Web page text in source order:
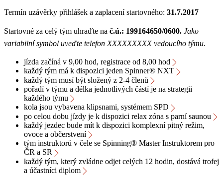
Termín uzávěrky přihlášek a zaplacení startovného: 31.7.2017
Startovné za celý tým uhraďte na č.ú.: 199164650/0600. Jako
variabilní symbol uveďte telefon XXXXXXXXX vedoucího týmu.
jízda začíná v 9,00 hod, registrace od 8,00 hod​
každý tým má k dispozici jeden Spinner® NXT​
každý tým musí být složený z 2-4 členů
pořadí v týmu a délka jednotlivých částí je na strategii
každého týmu
kola jsou vybavena klipsnami, systémem SPD
po celou dobu jízdy je k dispozici relax zóna s parní saunou
každý jezdec bude mít k dispozici komplexní pitný režim,
ovoce a občerstvení
tým instruktorů v čele se Spinning® Master Instruktorem pro
ČR a SR
každý tým, který zvládne odjet celých 12 hodin, dostává trofej
a účastníci diplom